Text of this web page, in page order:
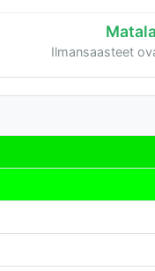
Matala
Ilmansaasteet